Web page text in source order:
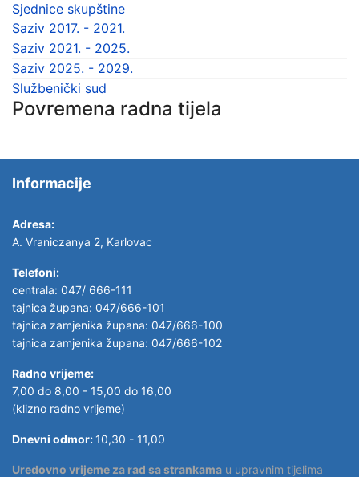
Sjednice skupštine
Saziv 2017. - 2021.
Saziv 2021. - 2025.
Saziv 2025. - 2029.
Službenički sud
Povremena radna tijela
Informacije
Adresa:
A. Vraniczanya 2, Karlovac
Telefoni:
centrala: 047/ 666-111
tajnica župana: 047/666-101
tajnica zamjenika župana: 047/666-100
tajnica zamjenika župana: 047/666-102
Radno vrijeme:
7,00 do 8,00 - 15,00 do 16,00
(klizno radno vrijeme)
Dnevni odmor: 10,30 - 11,00
Uredovno vrijeme za rad sa strankama u upravnim tijelima